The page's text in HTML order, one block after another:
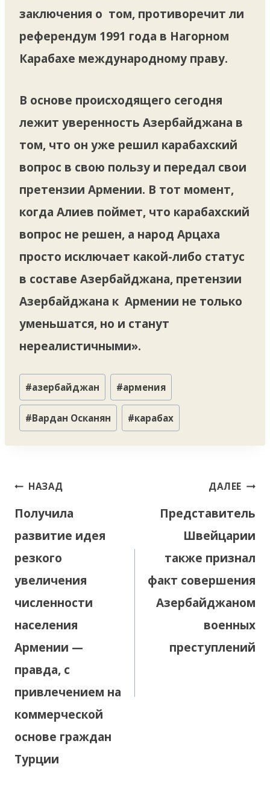
заключения о том, противоречит ли
референдум 1991 года в Нагорном
Карабахе международному праву.
В основе происходящего сегодня
лежит уверенность Азербайджана в
том, что он уже решил карабахский
вопрос в свою пользу и передал свои
претензии Армении. В тот момент,
когда Алиев поймет, что карабахский
вопрос не решен, а народ Арцаха
просто исключает какой-либо статус
в составе Азербайджана, претензии
Азербайджана к Армении не только
уменьшатся, но и станут
нереалистичными».
Метки
записи:
#азербайджан #армения
#Вардан Осканян #карабах
Навигация
записям
НАЗАД
Получила
развитие идея
резкого
увеличения
численности
населения
Армении —
правда, с
привлечением на
коммерческой
основе граждан
Турции
ДАЛЕЕ
Представитель
Швейцарии
также признал
факт совершения
Азербайджаном
военных
преступлений